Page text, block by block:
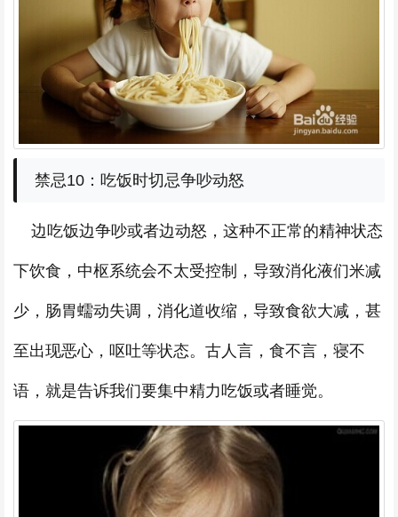
禁忌10：吃饭时切忌争吵动怒
边吃饭边争吵或者边动怒，这种不正常的精神状态
下饮食，中枢系统会不太受控制，导致消化液们米减
少，肠胃蠕动失调，消化道收缩，导致食欲大减，甚
至出现恶心，呕吐等状态。古人言，食不言，寝不
语，就是告诉我们要集中精力吃饭或者睡觉。